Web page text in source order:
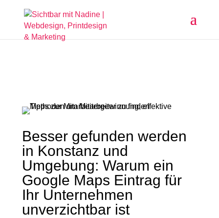
Besser gefunden werden
in Konstanz und
Umgebung: Warum ein
Google Maps Eintrag für
Ihr Unternehmen
unverzichtbar ist